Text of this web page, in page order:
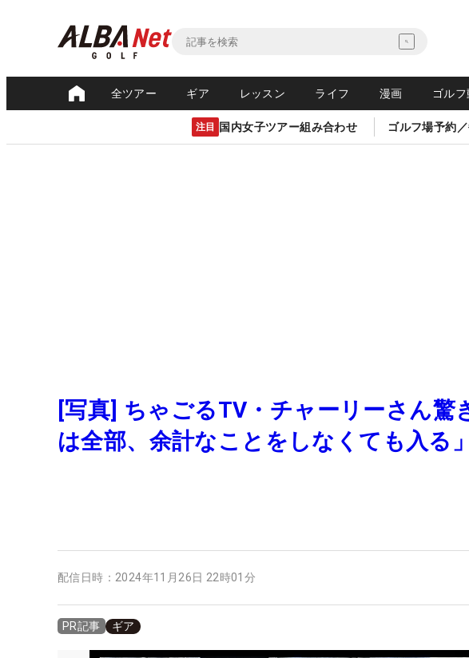
全ツアー ギア レッスン ライフ 漫画 ゴル
注目 国内女子ツアー組み合わせ ゴルフ場予約
[写真] ちゃごるTV・チャーリーさん驚
は全部、余計なことをしなくても入る」
配信日時： 2024年11月26日 22時01分
PR記事 ギア